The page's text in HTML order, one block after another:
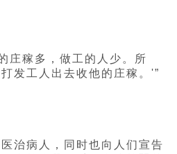
庄稼多，做工的人少。所
发工人出去收他的庄稼。'”
治病人，同时也向人们宣告